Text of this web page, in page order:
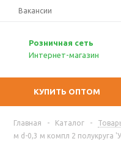
Вакансии
Розничная сеть
Интернет-магазин
КУПИТЬ ОПТОМ
Главная - Каталог -
м d-0,3 м компл 2 полукруга